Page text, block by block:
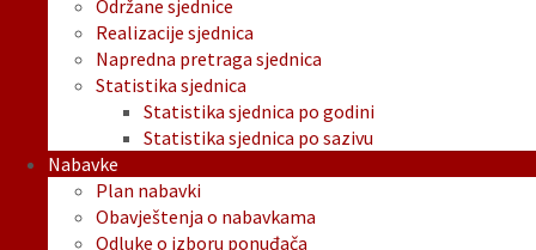
Održane sjednice
Realizacije sjednica
Napredna pretraga sjednica
Statistika sjednica
Statistika sjednica po godini
Statistika sjednica po sazivu
Nabavke
Plan nabavki
Obavještenja o nabavkama
Odluke o izboru ponuđača